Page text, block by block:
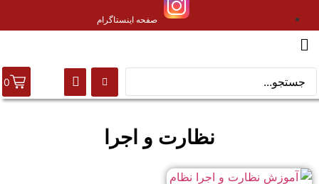
صفحه اینستاگرام
0
نظارت و اجرا